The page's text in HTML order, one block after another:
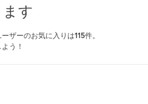
す
ザーのお気に入りは115件。
う！